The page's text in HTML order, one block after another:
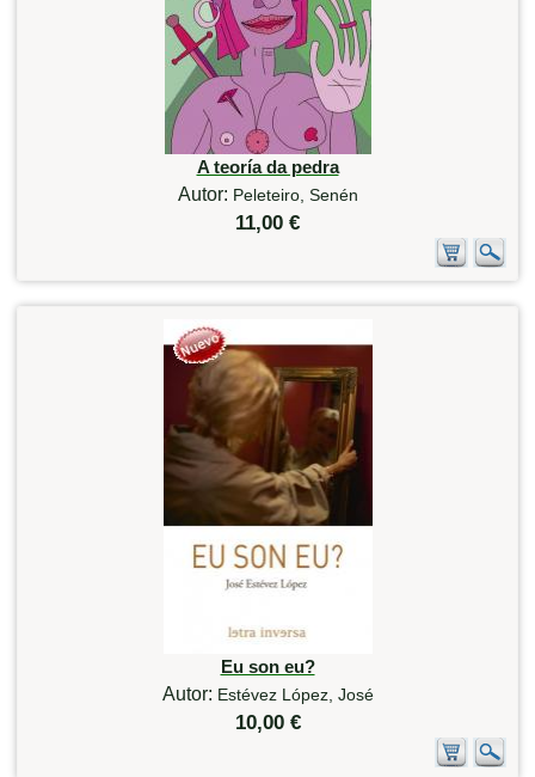
A teoría da pedra
Autor: Peleteiro, Senén
11,00 €
Eu son eu?
Autor: Estévez López, José
10,00 €